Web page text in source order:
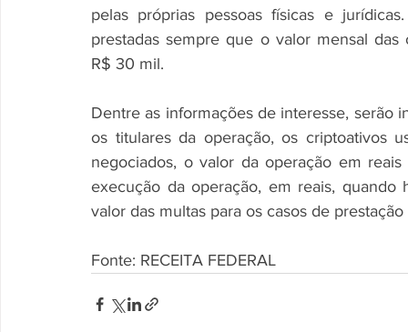
pelas próprias pessoas físicas e
prestadas sempre que o valor mensal das
R$ 30 mil.
Dentre as informações de interesse, serão
os titulares da operação, os criptoativos
negociados, o valor da operação em
execução da operação, em reais,
valor das multas para os casos de
Fonte: RECEITA FEDERAL